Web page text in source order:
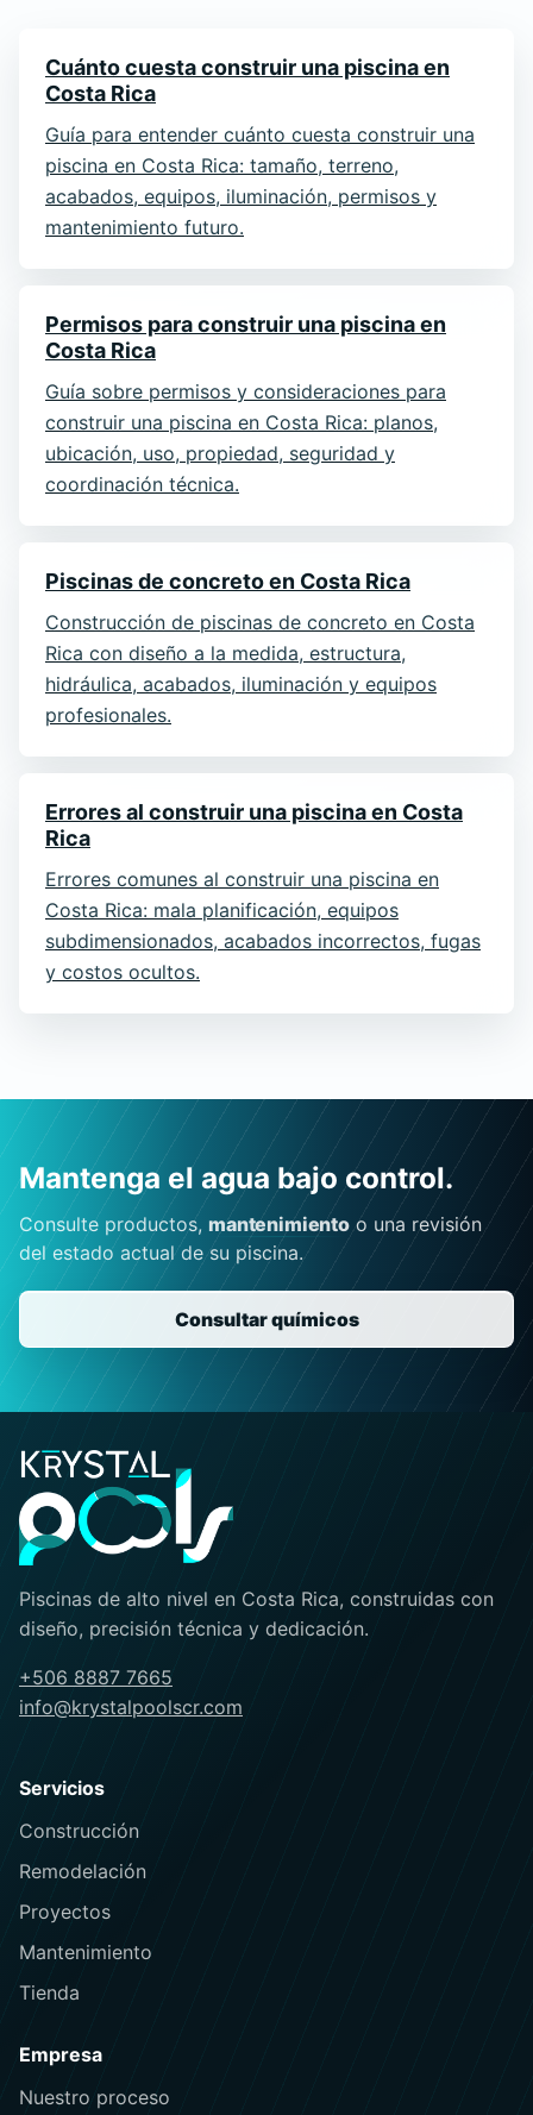
Cuánto cuesta construir una piscina en
Costa Rica
Guía para entender cuánto cuesta construir una
piscina en Costa Rica: tamaño, terreno,
acabados, equipos, iluminación, permisos y
mantenimiento futuro.
Permisos para construir una piscina en
Costa Rica
Guía sobre permisos y consideraciones para
construir una piscina en Costa Rica: planos,
ubicación, uso, propiedad, seguridad y
coordinación técnica.
Piscinas de concreto en Costa Rica
Construcción de piscinas de concreto en Costa
Rica con diseño a la medida, estructura,
hidráulica, acabados, iluminación y equipos
profesionales.
Errores al construir una piscina en Costa
Rica
Errores comunes al construir una piscina en
Costa Rica: mala planificación, equipos
subdimensionados, acabados incorrectos, fugas
y costos ocultos.
Mantenga el agua bajo control.
Consulte productos, mantenimientoo una revisión
del estado actual de su piscina.
Consultar químicos
Piscinas de alto nivel en Costa Rica, construidas con
diseño, precisión técnica y dedicación.
+506 8887 7665
info@krystalpoolscr.com
Servicios
Construcción
Remodelación
Proyectos
Mantenimiento
Tienda
Empresa
Nuestro proceso